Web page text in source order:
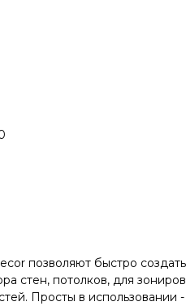
позволяют быстро
стен, потолков, для
Просты в использовании